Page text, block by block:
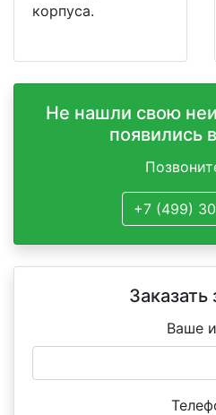
корпуса.
Не нашли свою
появились
+7 (499)
Заказать
Ваше